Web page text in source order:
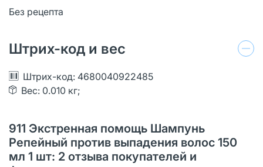
Без рецепта
Штрих-код и вес
Штрих-код: 4680040922485
Вес: 0.010 кг;
911 Экстренная помощь Шампунь
Репейный против выпадения волос 150
мл 1 шт: 2 отзыва покупателей и